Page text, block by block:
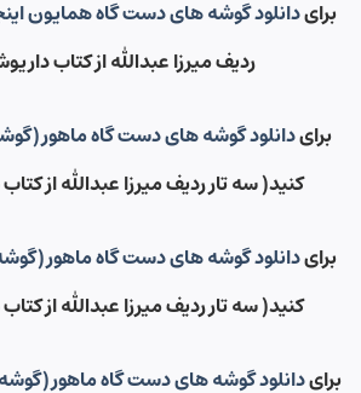
برایدانلود گوشه های دست گاه همایون
ردیف میرزا عبدالله از کتاب
برایدانلود گوشه های دست گاه ماهور(گوشه ۱۰-۱۹) اینجا
کنید( سه تار ردیف میرزا عبدالله از
برایدانلود گوشه های دست گاه ماهور(گوشه ۲۰-۲۹) اینجا
کنید( سه تار ردیف میرزا عبدالله از
برایدانلود گوشه های دست گاه ماهور(گوشه ۳۰-۳۸) اینجا